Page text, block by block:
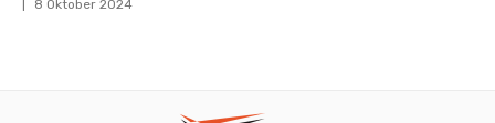
8 Oktober 2024